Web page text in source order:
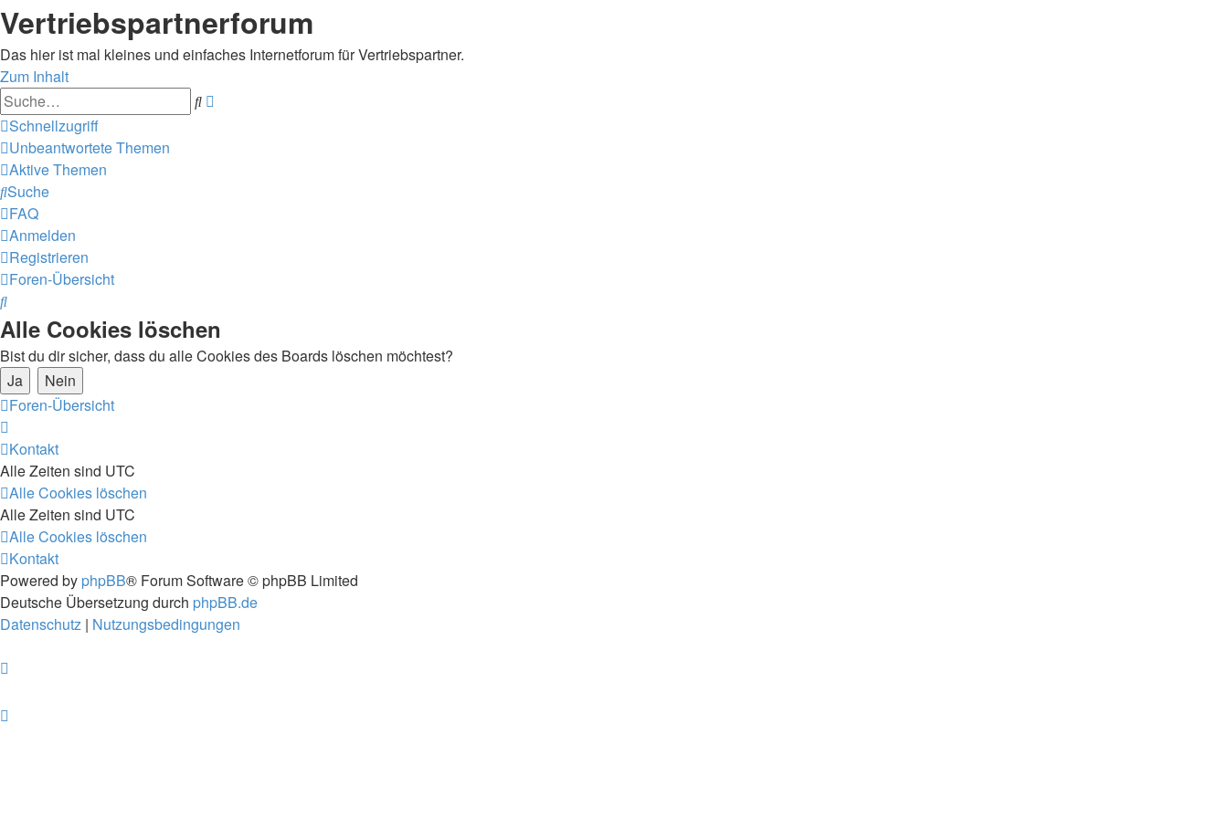
Vertriebspartnerforum
Das hier ist mal kleines und einfaches Internetforum für Vertriebspartner.
Zum Inhalt
Suche
Schnellzugriff
Unbeantwortete Themen
Aktive Themen
Suche
FAQ
Anmelden
Registrieren
Foren-Übersicht
Suche
Alle Cookies löschen
Bist du dir sicher, dass du alle Cookies des Boards löschen möchtest?
Foren-Übersicht
Kontakt
Alle Zeiten sind UTC
Alle Cookies löschen
Alle Zeiten sind UTC
Alle Cookies löschen
Kontakt
Powered by phpBB® Forum Software © phpBB Limited
Deutsche Übersetzung durch phpBB.de
Datenschutz | Nutzungsbedingungen